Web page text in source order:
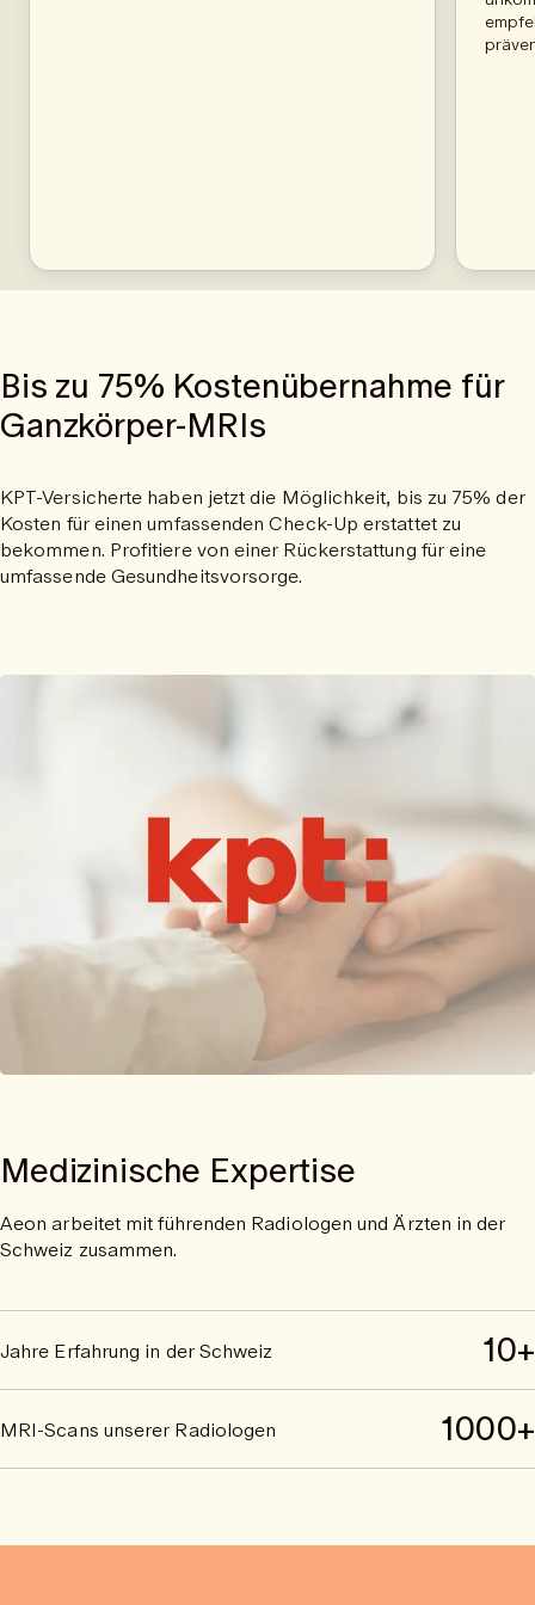
Bis zu 75% Kostenübernahme für
Ganzkörper-MRIs
KPT-Versicherte haben jetzt die Möglichkeit, bis zu 75% der
Kosten für einen umfassenden Check-Up erstattet zu
bekommen. Profitiere von einer Rückerstattung für eine
umfassende Gesundheitsvorsorge.
Medizinische Expertise
Aeon arbeitet mit führenden Radiologen und Ärzten in der
Schweiz zusammen.
10+
Jahre Erfahrung in der Schweiz
1000+
MRI-Scans unserer Radiologen